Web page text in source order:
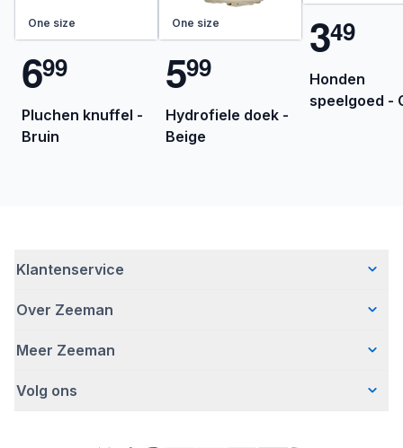
One size
699
Pluchen knuffel -
Bruin
One size
599
Hydrofiele doek -
Beige
349
Honden
speelgoed -
Klantenservice
Veelgestelde vragen
Bezorgen
Retourneren
Over Zeeman
Wie wij zijn
Hoe wij verantwoord ondernemen
Meer Zeeman
Veiligheidswaarschuwing
Volg ons